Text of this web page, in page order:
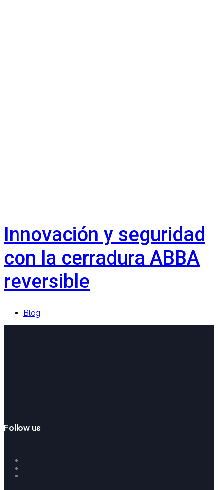
Innovación y seguridad
con la cerradura ABBA
reversible
Blog
Follow us